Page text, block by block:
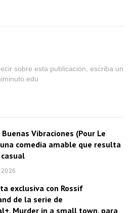
sobre esta publicación, escriba un
Vibraciones (Pour Le
comedia amable que resulta
exclusiva con Rossif
de la serie de
Murder in a small town, para